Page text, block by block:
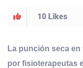
10 Likes
La punción seca
por fisioterapeutas